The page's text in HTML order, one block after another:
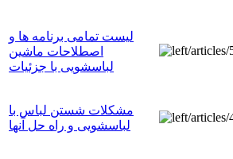
لیست تمامی برنامه ها و
اصطلاحات ماشین
لباسشویی با جزئیات
مشکلات شستن لباس با
لباسشویی و راه حل آنها